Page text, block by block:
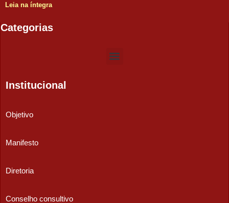
Leia na íntegra
Categorias
Institucional
Objetivo
Manifesto
Diretoria
Conselho consultivo